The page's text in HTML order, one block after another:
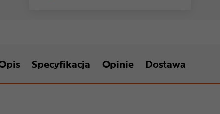
Specyfikacja Opinie Dostawa